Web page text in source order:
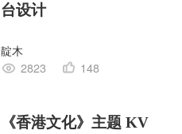
台设计
靛木
2823
148
《香港文化》主题 KV